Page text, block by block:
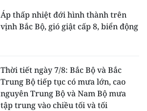
Áp thấp nhiệt đới hình thành trên
vịnh Bắc Bộ, gió giật cấp 8, biển động
Thời tiết ngày 7/8: Bắc Bộ và Bắc
Trung Bộ tiếp tục có mưa lớn, cao
nguyên Trung Bộ và Nam Bộ mưa
tập trung vào chiều tối và tối